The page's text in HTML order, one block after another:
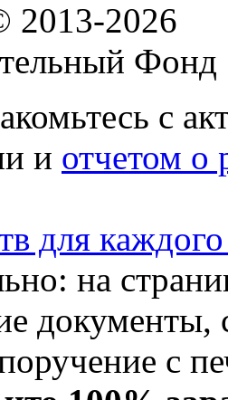
2013-2026
с
и отчетом о
для
на
документы,
с